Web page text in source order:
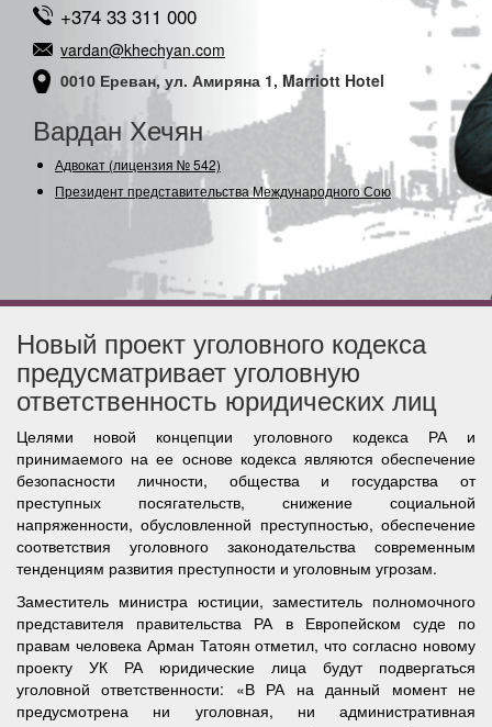
+374 33 311 000
vardan@khechyan.com
0010 Ереван, ул. Амиряна 1, Marriott Hotel
Вардан Хечян
Адвокат (лицензия № 542)
Президент представительства Международного Союза
Новый проект уголовного кодекса
предусматривает уголовную
ответственность юридических лиц
Целями новой концепции уголовного кодекса РА и
принимаемого на ее основе кодекса являются обеспечение
безопасности личности, общества и государства от
преступных посягательств, снижение социальной
напряженности, обусловленной преступностью, обеспечение
соответствия уголовного законодательства современным
тенденциям развития преступности и уголовным угрозам.
Заместитель министра юстиции, заместитель полномочного
представителя правительства РА в Европейском суде по
правам человека Арман Татоян отметил, что согласно новому
проекту УК РА юридические лица будут подвергаться
уголовной ответственности: «В РА на данный момент не
предусмотрена ни уголовная, ни административная